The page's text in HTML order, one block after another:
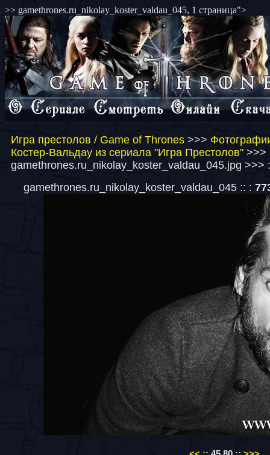
>> gamethrones.ru_nikolay_koster_valdau_045, 1 страница">
Игра престолов / Game of Thrones >>>
Костер-Вальдау из сериала "Игра Престолов" >>>
gamethrones.ru_nikolay_koster_valdau_045.jpg >>>
gamethrones.ru_nikolay_koster_valdau_045 :: :